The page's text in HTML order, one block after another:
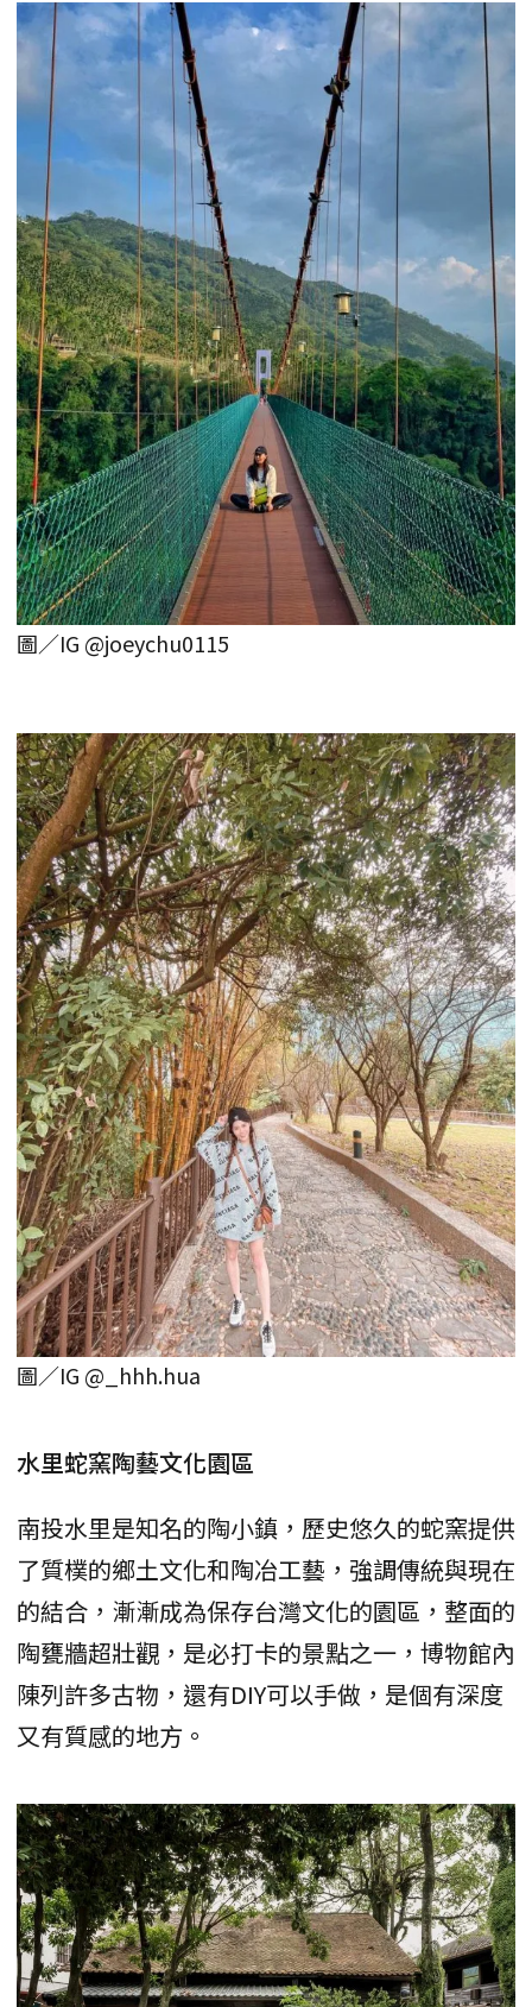
圖／IG @joeychu0115
圖／IG @_hhh.hua
水里蛇窯陶藝文化園區
南投水里是知名的陶小鎮，歷史悠久的蛇窯提供
了質樸的鄉土文化和陶冶工藝，強調傳統與現在
的結合，漸漸成為保存台灣文化的園區，整面的
陶甕牆超壯觀，是必打卡的景點之一，博物館內
陳列許多古物，還有DIY可以手做，是個有深度
又有質感的地方。